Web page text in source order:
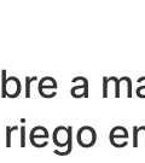
a